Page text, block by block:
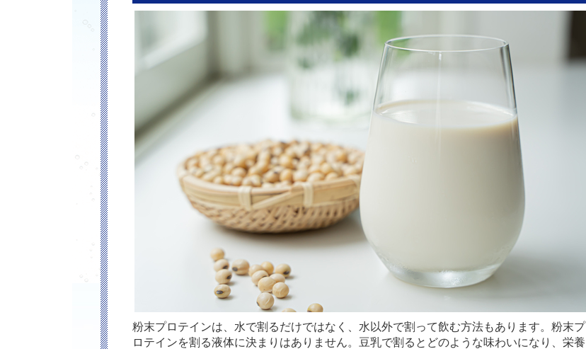
粉末プロテインは、水で割るだけではなく、水以外で割って飲む方法もあります。粉末プ
ロテインを割る液体に決まりはありません。豆乳で割るとどのような味わいになり、栄養